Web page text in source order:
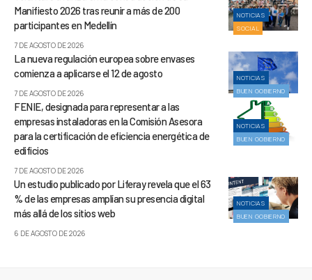
NOTICIAS
SOCIAL
Manifiesto 2026 tras reunir a más de 200
participantes en Medellín
7 DE AGOSTO DE 2026
NOTICIAS
BUEN GOBIERNO
La nueva regulación europea sobre envases
comienza a aplicarse el 12 de agosto
7 DE AGOSTO DE 2026
NOTICIAS
BUEN GOBIERNO
FENIE, designada para representar a las
empresas instaladoras en la Comisión Asesora
para la certificación de eficiencia energética de
edificios
7 DE AGOSTO DE 2026
NOTICIAS
BUEN GOBIERNO
Un estudio publicado por Liferay revela que el 63
% de las empresas amplían su presencia digital
más allá de los sitios web
6 DE AGOSTO DE 2026